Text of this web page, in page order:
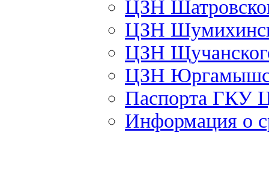
ЦЗН
ЦЗН
ЦЗН
ЦЗН
Паспорта ГКУ
Информация о